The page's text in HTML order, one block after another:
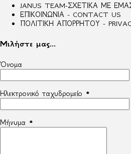
JANUS TEAM-ΣΧΕΤΙΚΑ ΜΕ
ΕΠΙΚΟΙΝΩΝΙΑ - CONTACT US
ΠΟΛΙΤΙΚΗ ΑΠΟΡΡΗΤΟΥ -
Μιλήστε μας...
Όνομα
Ηλεκτρονικό ταχυδρομείο *
Μήνυμα *